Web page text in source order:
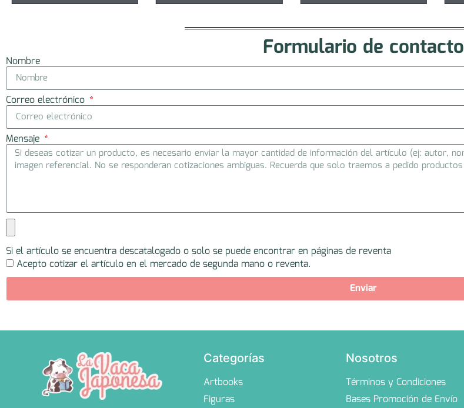
Formulario de contacto
Nombre
Correo electrónico
Mensaje
Si el artículo se encuentra descatalogado o solo se puede encontrar en páginas de reventa
Acepto cotizar el artículo en el mercado de segunda mano o reventa.
Enviar
Categorías
Artbooks
Figuras
Nosotros
Términos y Condiciones
Bases Promoción de Envío